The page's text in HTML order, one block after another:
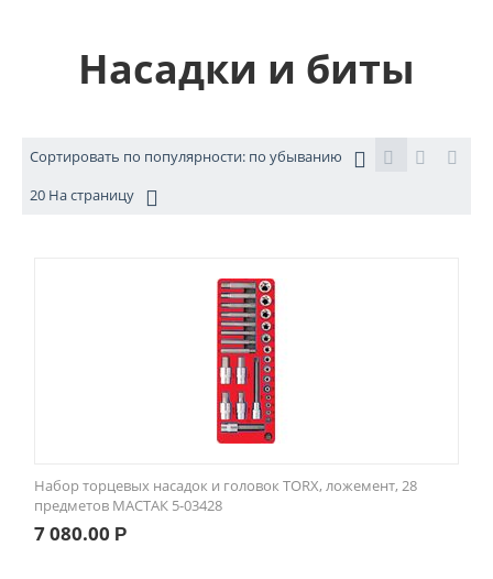
Насадки и биты
Сортировать по популярности: по убыванию
20 На страницу
Набор торцевых насадок и головок TORX, ложемент, 28
предметов МАСТАК 5-03428
7 080.00 Р